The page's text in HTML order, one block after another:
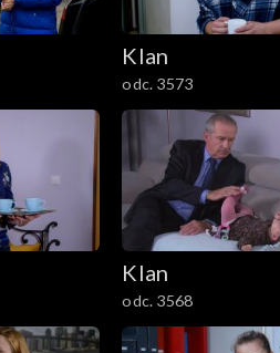
Klan
odc. 3573
Klan
odc. 3568